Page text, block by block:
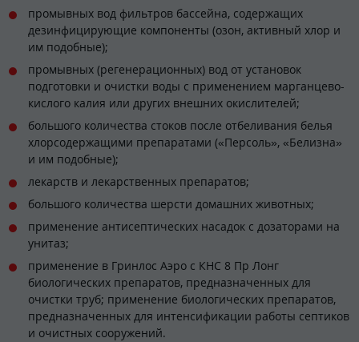
промывных вод фильтров бассейна, содержащих
дезинфицирующие компоненты (озон, активный хлор и
им подобные);
промывных (регенерационных) вод от установок
подготовки и очистки воды с применением марганцево-
кислого калия или других внешних окислителей;
большого количества стоков после отбеливания белья
хлорсодержащими препаратами («Персоль», «Белизна»
и им подобные);
лекарств и лекарственных препаратов;
большого количества шерсти домашних животных;
применение антисептических насадок с дозаторами на
унитаз;
применение в Гринлос Аэро с КНС 8 Пр Лонг
биологических препаратов, предназначенных для
очистки труб; применение биологических препаратов,
предназначенных для интенсификации работы септиков
и очистных сооружений.